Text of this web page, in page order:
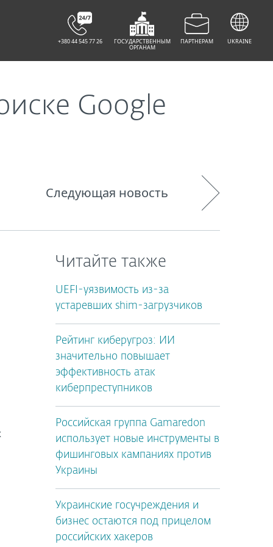
Google
Следующая новость
Читайте также
UEFI-уязвимость из-за
устаревших shim-загрузчиков
Рейтинг киберугроз: ИИ
значительно повышает
эффективность атак
киберпреступников
Российская группа Gamaredon
использует новые инструменты в
фишинговых кампаниях против
Украины
Украинские госучреждения и
бизнес остаются под прицелом
российских хакеров
+380 44 545 77 26 ГОСУДАРСТВЕННЫМ
ОРГАНАМ
ПАРТНЕРАМ UKRAINE